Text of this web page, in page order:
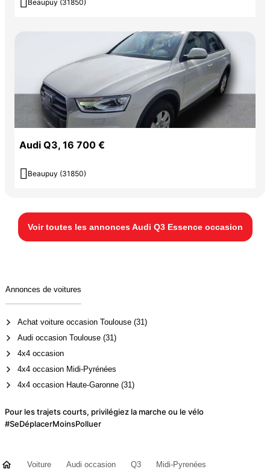
Beaupuy (31850)
Audi Q3, 16 700 €
 Beaupuy (31850)
Voir toutes les annonces Audi Q3 Essence occasion
Annonces de voitures
Achat voiture occasion Toulouse (31)
Audi occasion Toulouse (31)
4x4 occasion
4x4 occasion Midi-Pyrénées
4x4 occasion Haute-Garonne (31)
Pour les trajets courts, privilégiez la marche ou le vélo
#SeDéplacerMoinsPolluer
Voiture Audi occasion Q3
Midi-Pyrenées